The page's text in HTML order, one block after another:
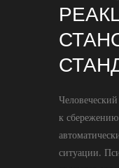
к
ситуации.